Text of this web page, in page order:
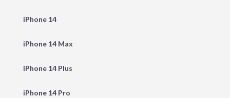
iPhone 14
iPhone 14 Max
iPhone 14 Plus
iPhone 14 Pro